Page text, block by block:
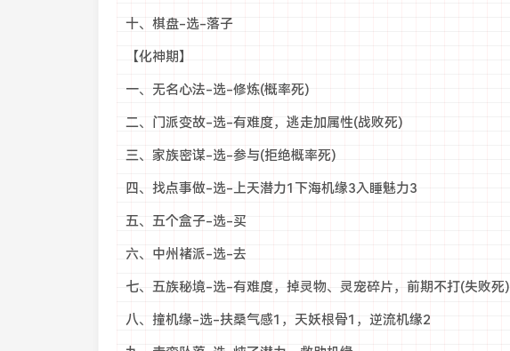
十、棋盘-选-落子
【化神期】
一、无名心法-选-修炼(概率死)
二、门派变故-选-有难度，逃走加属性(战败死)
三、家族密谋-选-参与(拒绝概率死)
四、找点事做-选-上天潜力1下海机缘3入睡魅力3
五、五个盒子-选-买
六、中州褚派-选-去
七、五族秘境-选-有难度，掉灵物、灵宠碎片，前期不打(失败死)
八、撞机缘-选-扶桑气感1，天妖根骨1，逆流机缘2